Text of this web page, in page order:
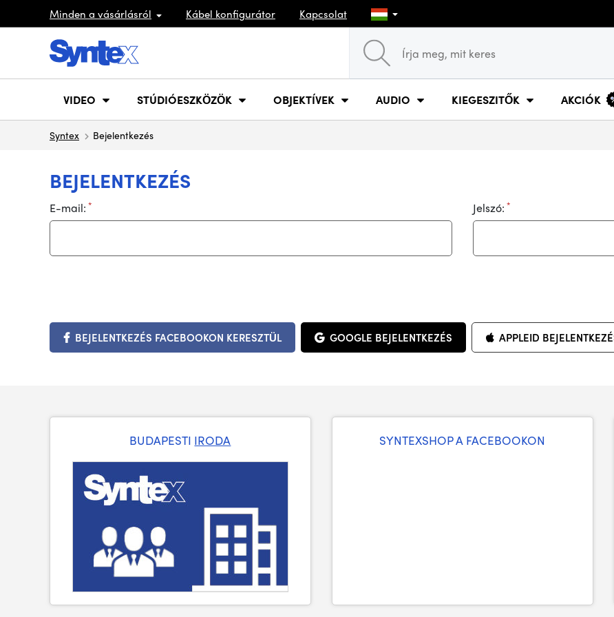
Minden a vásárlásról Kábel konfigurátor Kapcsolat
VIDEO STÚDIÓESZKÖZÖK OBJEKTÍVEK AUDIO KIEGESZITŐK AKCIÓK
Syntex Bejelentkezés
BEJELENTKEZÉS
E-mail: * Jelszó: *
BEJELENTKEZÉS FACEBOOKON KERESZTÜL GOOGLE BEJELENTKEZÉS APPLEID
BUDAPESTI IRODA SYNTEXSHOP A FACEBOOKON